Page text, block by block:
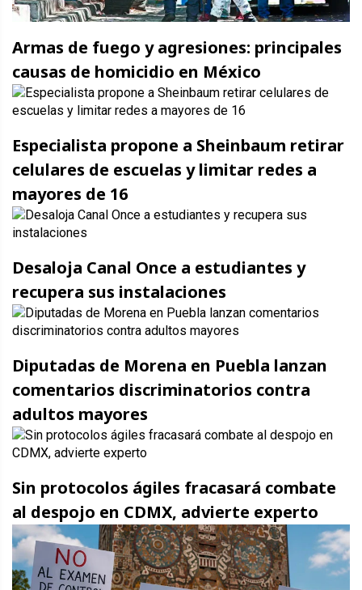
Armas de fuego y agresiones: principales
causas de homicidio en México
Especialista propone a Sheinbaum retirar
celulares de escuelas y limitar redes a
mayores de 16
Desaloja Canal Once a estudiantes y
recupera sus instalaciones
Diputadas de Morena en Puebla lanzan
comentarios discriminatorios contra
adultos mayores
Sin protocolos ágiles fracasará combate
al despojo en CDMX, advierte experto